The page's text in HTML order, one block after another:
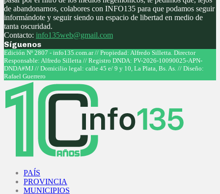
de abandonarnos, colabores con INFO135 para que podamos seguir
informándote y seguir siendo un espacio de libertad en medio de
tanta oscuridad.
Contacto: info135web@gmail.com
Síguenos
Facebook
Twitter
Instagram
Youtube
Edición Nº 2807 - info135.com.ar // Propiedad: Alfredo Silletta. Director
Responsable: Alfredo Silletta // Registro DNDA: PV-2026-10090025-APN-
DNDA#MJ // Domicilio legal: calle 45 e/ 9 y 10, La Plata, Bs. As. // Diseño:
Rafael Guerrero
PAÍS
PROVINCIA
MUNICIPIOS